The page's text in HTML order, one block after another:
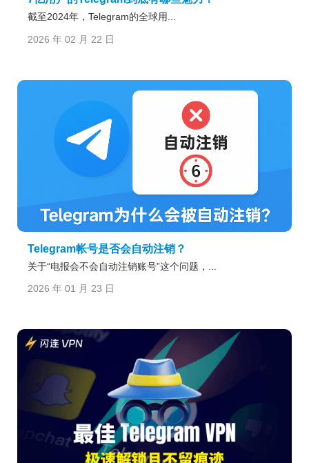
截至2024年，Telegram的全球用...
2026 年 02 月 22 日
Telegram帐号是否会自动注销？
关于“电报会不会自动注销账号”这个问题，...
2026 年 01 月 23 日